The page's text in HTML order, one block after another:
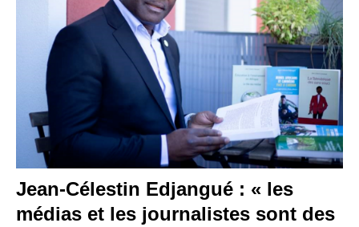
Jean-Célestin Edjangué : « les
médias et les journalistes sont des